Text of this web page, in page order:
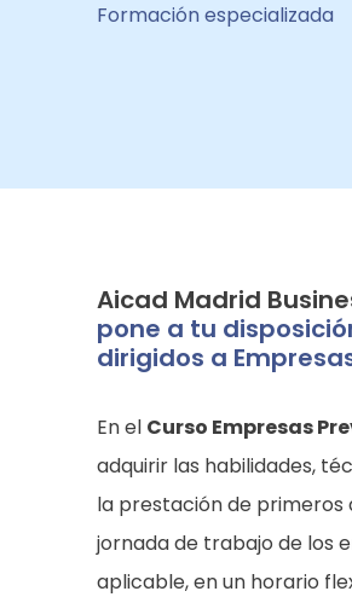
Formación especializada
Aicad Madrid
pone a tu
dirigidos a
En el Curso Empresas
adquirir las habilidades,
la prestación de primeros
jornada de trabajo de los
aplicable, en un horario